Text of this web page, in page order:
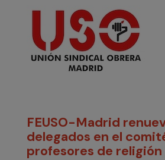
FEUSO-Madrid
delegados en el
profesores de religión